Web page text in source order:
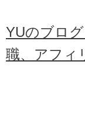
YUのブロ
職、アフィ